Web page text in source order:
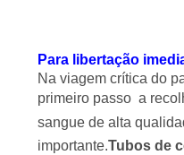
MAPA
DO
SITE
Para libertação
Na viagem crítica do
primeiro passo  a
sangue de alta
importante.Tubos de